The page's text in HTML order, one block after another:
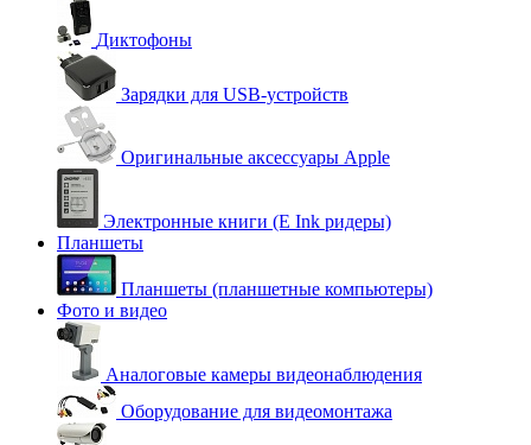
Диктофоны
Зарядки для USB-устройств
Оригинальные аксессуары Apple
Электронные книги (E Ink ридеры)
Планшеты
Планшеты (планшетные компьютеры)
Фото и видео
Аналоговые камеры видеонаблюдения
Оборудование для видеомонтажа